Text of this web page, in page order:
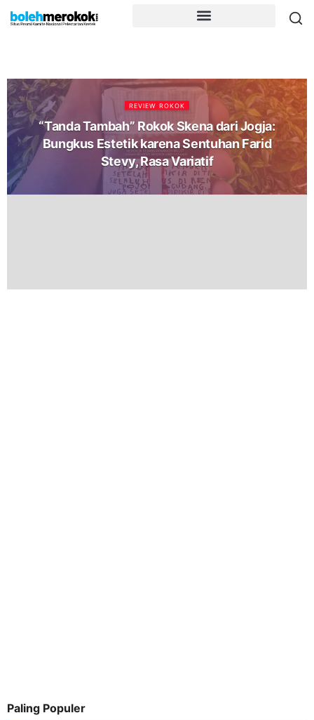
REVIEW ROKOK
“Tanda Tambah” Rokok Skena dari Jogja:
Bungkus Estetik karena Sentuhan Farid
Stevy, Rasa Variatif
Paling Populer